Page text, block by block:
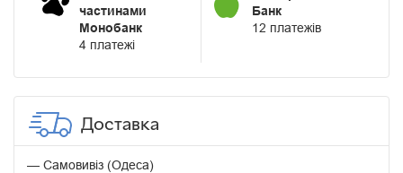
частинами
Монобанк
4 платежі
Банк
12 платежів
Доставка
Самовивіз (Одеса)